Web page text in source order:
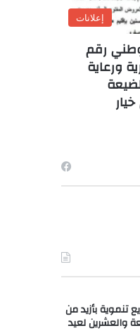
إعلانات
رقم
ورعاية
بأزيد من
والعشرين لعيد